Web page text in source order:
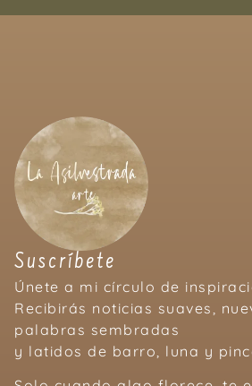
Suscríbete
Únete a mi círculo de
Recibirás noticias suaves,
palabras sembradas
y latidos de barro, luna y